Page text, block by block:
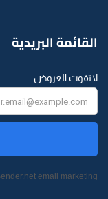
القائمة البريدية
لاتفوت العروض